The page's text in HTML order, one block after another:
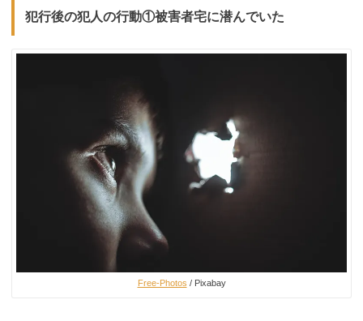
犯行後の犯人の行動①被害者宅に潜んでいた
Free-Photos / Pixabay